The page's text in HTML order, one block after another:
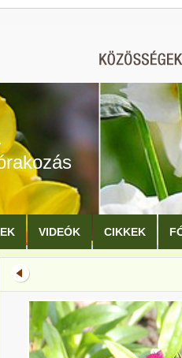
VIDEÓK CIKKEK